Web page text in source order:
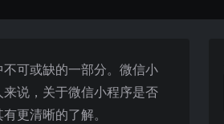
可或缺的一部分。微信小
说，关于微信小程序是否
更清晰的了解。